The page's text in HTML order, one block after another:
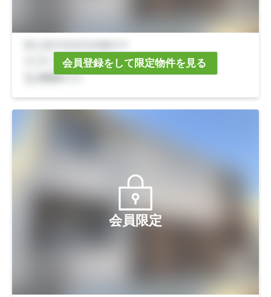
会員登録をして限定物件を見る
会員限定